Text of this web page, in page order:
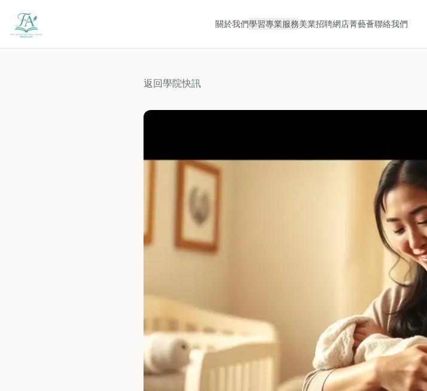
關於我們學習專業服務美業招聘網店菁藝薈聯絡我們
返回學院快訊